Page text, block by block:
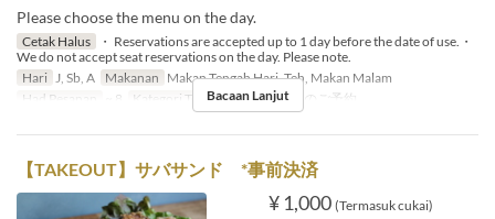
Please choose the menu on the day.
Cetak Halus
・ Reservations are accepted up to 1 day before the date of use.・
We do not accept seat reservations on the day. Please note.
Hari J, Sb, A Makanan Makan Tengah Hari, Teh, Makan Malam
Had Pesanan
~ 8 Kategori Tempat Duduk 店内のご予約
Bacaan Lanjut
【TAKEOUT】サバサンド *事前決済
¥ 1,000 (Termasuk cukai)